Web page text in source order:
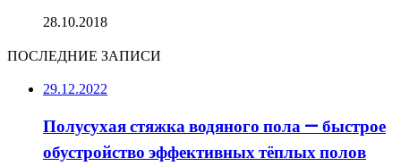
28.10.2018
ПОСЛЕДНИЕ ЗАПИСИ
29.12.2022
Полусухая стяжка водяного пола — быстрое
обустройство эффективных тёплых полов